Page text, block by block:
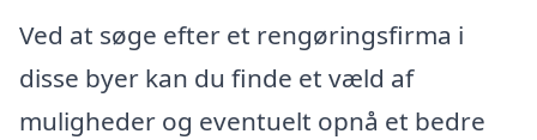
Ved at søge efter et rengøringsfirma i
disse byer kan du finde et væld af
muligheder og eventuelt opnå et bedre